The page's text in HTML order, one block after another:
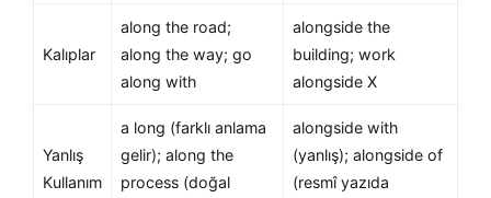
Kalıplar
along the road;
along the way; go
along with
alongside the
building; work
alongside X
Yanlış
Kullanım
a long (farklı anlama
gelir); along the
process (doğal
alongside with
(yanlış); alongside of
(resmî yazıda